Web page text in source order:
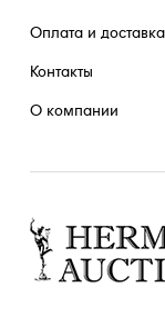
Оплата и доставка
Контакты
О компании